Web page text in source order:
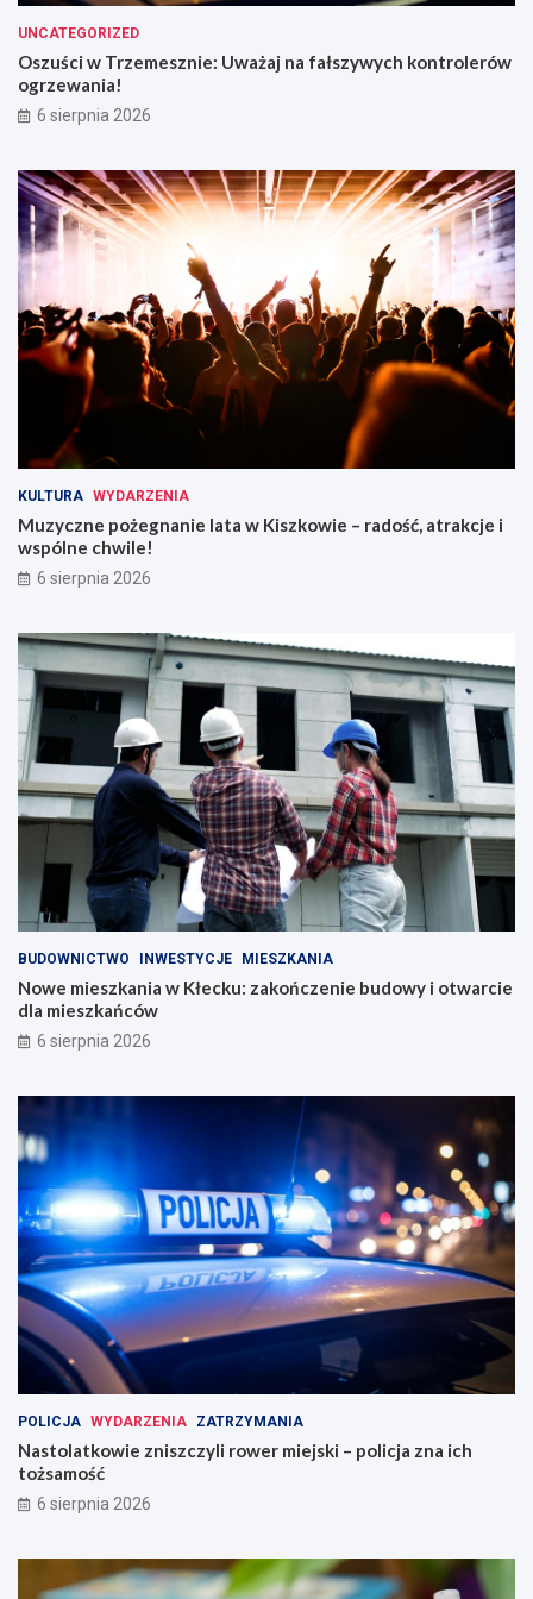
e
n
i
a
ż
y
a
!
o
n
t
r
o
l
ó
w
o
g
r
z
e
w
a
UNCATEGORIZED
Oszuści w Trzemesznie: Uważaj na fałszywych kontrolerów
ogrzewania!
6 sierpnia 2026
KULTURA WYDARZENIA
Muzyczne pożegnanie lata w Kiszkowie – radość, atrakcje i
wspólne chwile!
6 sierpnia 2026
BUDOWNICTWO INWESTYCJE MIESZKANIA
Nowe mieszkania w Kłecku: zakończenie budowy i otwarcie
dla mieszkańców
6 sierpnia 2026
POLICJA WYDARZENIA ZATRZYMANIA
Nastolatkowie zniszczyli rower miejski – policja zna ich
tożsamość
6 sierpnia 2026